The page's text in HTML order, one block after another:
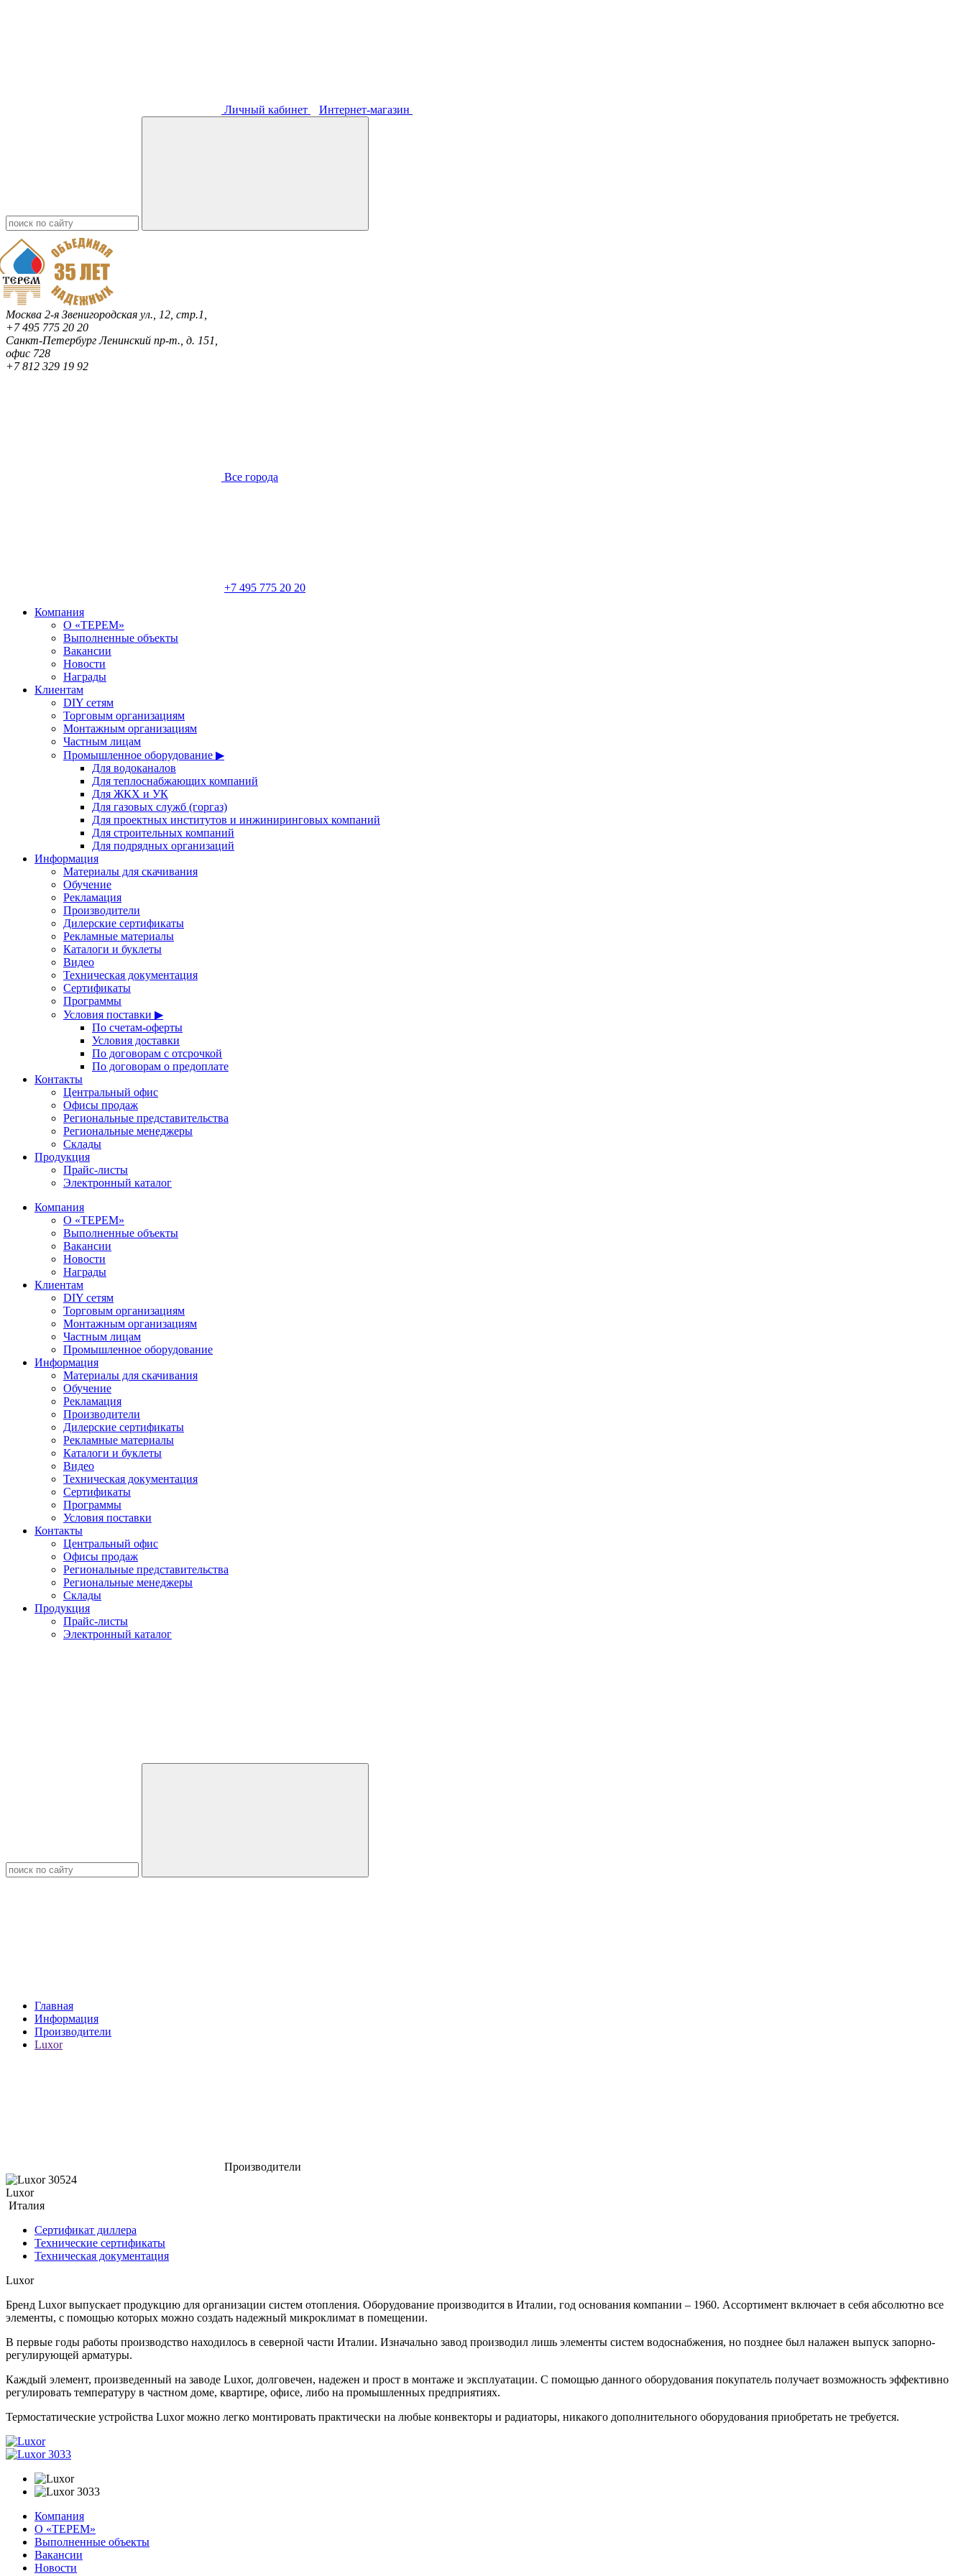
Личный кабинет Интернет-магазин
Москва 2-я Звенигородская ул., 12, стр.1,
+7 495 775 20 20
Санкт-ПетербургЛенинский пр-т., д. 151,
офис 728
+7 812 329 19 92
Все города
+7 495 775 20 20
Компания
О «ТЕРЕМ»
Выполненные объекты
Вакансии
Новости
Награды
Клиентам
DIY сетям
Торговым организациям
Монтажным организациям
Частным лицам
Промышленное оборудование ▶
Для водоканалов
Для теплоснабжающих компаний
Для ЖКХ и УК
Для газовых служб (горгаз)
Для проектных институтов и инжиниринговых компаний
Для строительных компаний
Для подрядных организаций
Информация
Материалы для скачивания
Обучение
Рекламация
Производители
Дилерские сертификаты
Рекламные материалы
Каталоги и буклеты
Видео
Техническая документация
Сертификаты
Программы
Условия поставки ▶
По счетам-оферты
Условия доставки
По договорам с отсрочкой
По договорам о предоплате
Контакты
Центральный офис
Офисы продаж
Региональные представительства
Региональные менеджеры
Склады
Продукция
Прайс-листы
Электронный каталог
Компания
О «ТЕРЕМ»
Выполненные объекты
Вакансии
Новости
Награды
Клиентам
DIY сетям
Торговым организациям
Монтажным организациям
Частным лицам
Промышленное оборудование
Информация
Материалы для скачивания
Обучение
Рекламация
Производители
Дилерские сертификаты
Рекламные материалы
Каталоги и буклеты
Видео
Техническая документация
Сертификаты
Программы
Условия поставки
Контакты
Центральный офис
Офисы продаж
Региональные представительства
Региональные менеджеры
Склады
Продукция
Прайс-листы
Электронный каталог
Главная
Информация
Производители
Luxor
Производители
Luxor
Италия
Сертификат диллера
Технические сертификаты
Техническая документация
Luxor
Бренд Luxor выпускает продукцию для организации систем отопления. Оборудование производится в Италии, год основания компании – 1960. Ассортимент включает в себя абсолютно все
элементы, с помощью которых можно создать надежный микроклимат в помещении.
В первые годы работы производство находилось в северной части Италии. Изначально завод производил лишь элементы систем водоснабжения, но позднее был налажен выпуск запорно-
регулирующей арматуры.
Каждый элемент, произведенный на заводе Luxor, долговечен, надежен и прост в монтаже и эксплуатации. С помощью данного оборудования покупатель получает возможность эффективно
регулировать температуру в частном доме, квартире, офисе, либо на промышленных предприятиях.
Термостатические устройства Luxor можно легко монтировать практически на любые конвекторы и радиаторы, никакого дополнительного оборудования приобретать не требуется.
Компания
О «ТЕРЕМ»
Выполненные объекты
Вакансии
Новости